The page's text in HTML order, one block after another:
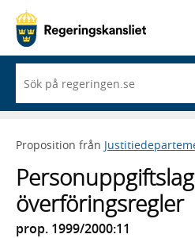
du
börjar
skriva
framträder
lista
med
sökförslag
Proposition från
överföringsregler
prop. 1999/2000:11